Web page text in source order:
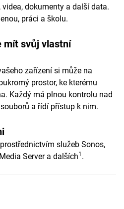
dokumenty a další data.
práci a školu.
mít svůj vlastní
zařízení si může na
prostor, ke kterému
Každý má plnou kontrolu nad
a řídí přístup k nim.
služeb Sonos,
Server a dalších1 .